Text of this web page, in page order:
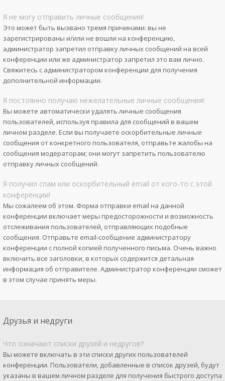
Я не могу отправить личные сообщения!
Это может быть вызвано тремя причинами: вы не
зарегистрированы и/или не вошли на конференцию,
администратор запретил отправку личных сообщений на всей
конференции или же администратор запретил это вам лично.
Свяжитесь с администратором конференции для получения
дополнительной информации.
Я постоянно получаю нежелательные личные сообщения!
Вы можете автоматически удалять личные сообщения
пользователей, используя правила для сообщений в вашем
личном разделе. Если вы получаете оскорбительные личные
сообщения от конкретного пользователя, отправьте жалобы на
сообщения модераторам; они могут запретить пользователю
отправку личных сообщений.
Я получил спам или оскорбительный email от кого-то с этой
конференции!
Мы сожалеем об этом. Форма отправки email на данной
конференции включает меры предосторожности и возможность
отслеживания пользователей, отправляющих подобные
сообщения. Отправьте email-сообщение администратору
конференции с полной копией полученного письма. Очень важно
включить все заголовки, в которых содержится детальная
информация об отправителе. Администратор конференции сможет
в этом случае принять меры.
Друзья и недруги
Что означают списки друзей и недругов?
Вы можете включать в эти списки других пользователей
конференции. Пользователи, добавленные в список друзей, будут
указаны в вашем личном разделе для получения быстрого доступа